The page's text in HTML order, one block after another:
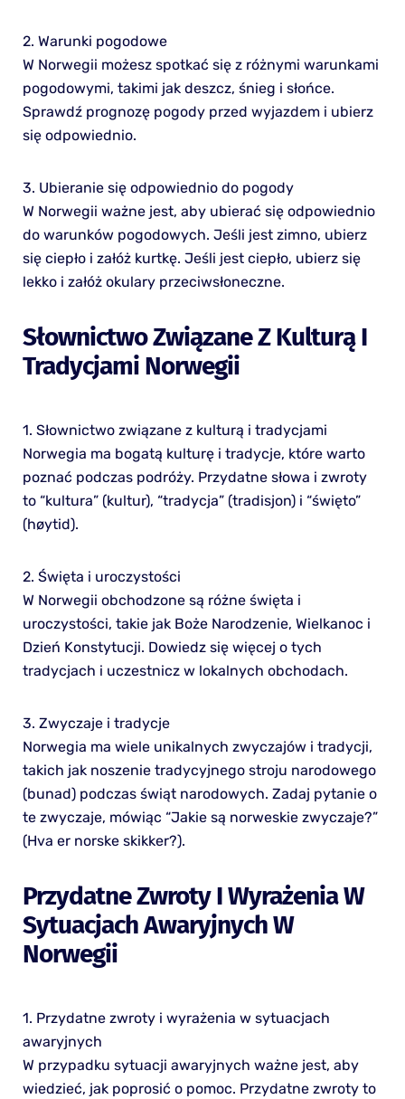
2. Warunki pogodowe
W Norwegii możesz spotkać się z różnymi warunkami
pogodowymi, takimi jak deszcz, śnieg i słońce.
Sprawdź prognozę pogody przed wyjazdem i ubierz
się odpowiednio.
3. Ubieranie się odpowiednio do pogody
W Norwegii ważne jest, aby ubierać się odpowiednio
do warunków pogodowych. Jeśli jest zimno, ubierz
się ciepło i załóż kurtkę. Jeśli jest ciepło, ubierz się
lekko i załóż okulary przeciwsłoneczne.
Słownictwo Związane Z Kulturą I
Tradycjami Norwegii
1. Słownictwo związane z kulturą i tradycjami
Norwegia ma bogatą kulturę i tradycje, które warto
poznać podczas podróży. Przydatne słowa i zwroty
to “kultura” (kultur), “tradycja” (tradisjon) i “święto”
(høytid).
2. Święta i uroczystości
W Norwegii obchodzone są różne święta i
uroczystości, takie jak Boże Narodzenie, Wielkanoc i
Dzień Konstytucji. Dowiedz się więcej o tych
tradycjach i uczestnicz w lokalnych obchodach.
3. Zwyczaje i tradycje
Norwegia ma wiele unikalnych zwyczajów i tradycji,
takich jak noszenie tradycyjnego stroju narodowego
(bunad) podczas świąt narodowych. Zadaj pytanie o
te zwyczaje, mówiąc “Jakie są norweskie zwyczaje?”
(Hva er norske skikker?).
Przydatne Zwroty I Wyrażenia W
Sytuacjach Awaryjnych W
Norwegii
1. Przydatne zwroty i wyrażenia w sytuacjach
awaryjnych
W przypadku sytuacji awaryjnych ważne jest, aby
wiedzieć, jak poprosić o pomoc. Przydatne zwroty to